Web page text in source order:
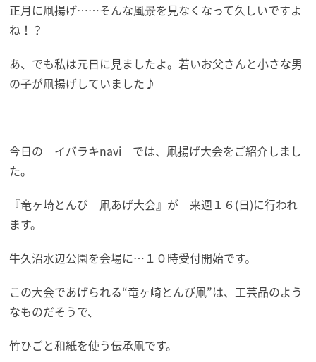
正月に凧揚げ……そんな風景を見なくなって久しいですよ
ね！？
あ、でも私は元日に見ましたよ。若いお父さんと小さな男
の子が凧揚げしていました♪
今日の イバラキnavi では、凧揚げ大会をご紹介しまし
た。
『竜ヶ崎とんび 凧あげ大会』が 来週１６(日)に行われ
ます。
牛久沼水辺公園を会場に…１０時受付開始です。
この大会であげられる“竜ヶ崎とんび凧”は、工芸品のよう
なものだそうで、
竹ひごと和紙を使う伝承凧です。